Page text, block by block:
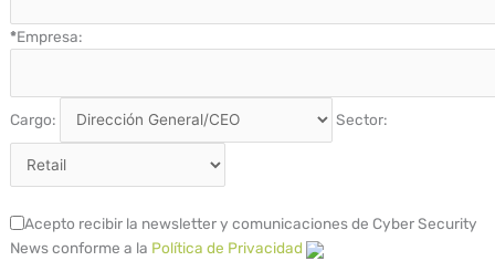
*Empresa:
Cargo: Sector:
Acepto recibir la newsletter y comunicaciones de Cyber Security
News conforme a la Política de Privacidad